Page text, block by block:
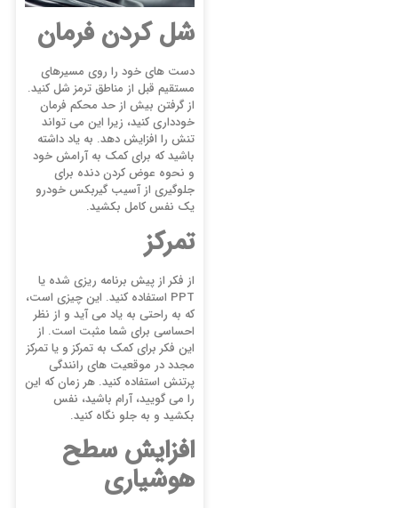
شل کردن فرمان
دست های خود را روی مسیرهای
مستقیم قبل از مناطق ترمز شل کنید.
از گرفتن بیش از حد محکم فرمان
خودداری کنید، زیرا این می تواند
تنش را افزایش دهد. به یاد داشته
باشید که برای کمک به آرامش خود
و نحوه عوض کردن دنده برای
جلوگیری از آسیب گیربکس خودرو
یک نفس کامل بکشید.
تمرکز
از فکر از پیش برنامه ریزی شده یا
PPT استفاده کنید. این چیزی است،
که به راحتی به یاد می آید و از نظر
احساسی برای شما مثبت است. از
این فکر برای کمک به تمرکز و یا تمرکز
مجدد در موقعیت های رانندگی
پرتنش استفاده کنید. هر زمان که این
را می گویید، آرام باشید، نفس
بکشید و به جلو نگاه کنید.
افزایش سطح
هوشیاری